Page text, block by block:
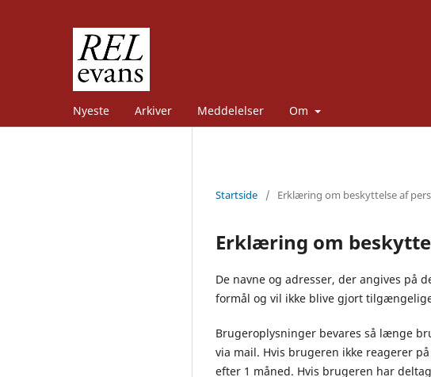
Nyeste Arkiver Meddelelser Om
Startside / Erklæring om beskyttelse af
Erklæring om
De navne og adresser, der angives på
formål og vil ikke blive gjort
Brugeroplysninger bevares så længe
via mail. Hvis brugeren ikke reagerer
efter 1 måned. Hvis brugeren har